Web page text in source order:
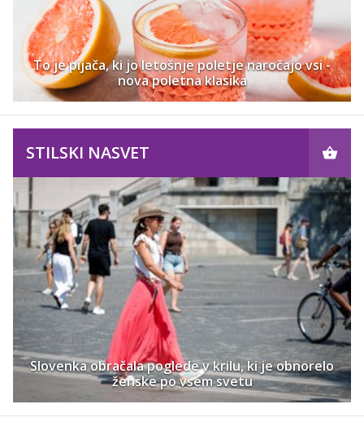
To je pijača, ki jo letošnje poletje naročajo vsi -
nova poletna klasika
STILSKI NASVET
Slovenka obračala poglede v krilu, ki je obnorelo
ženske po vsem svetu